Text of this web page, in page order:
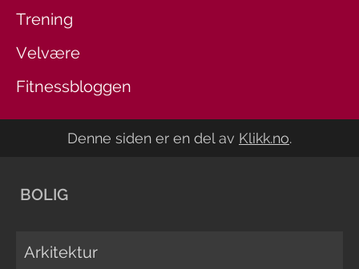
Trening
Velvære
Fitnessbloggen
Denne siden er en del av Klikk.no.
BOLIG
Arkitektur